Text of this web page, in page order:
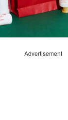
Advertisement